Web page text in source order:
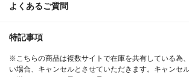
よくあるご質問
特記事項
※こちらの商品は複数サイトで在庫を共有している為
い場合、キャンセルとさせていただきます。キャンセ